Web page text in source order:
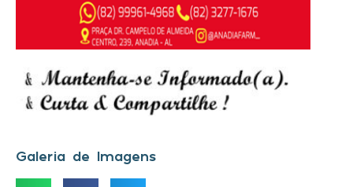
Galeria de Imagens